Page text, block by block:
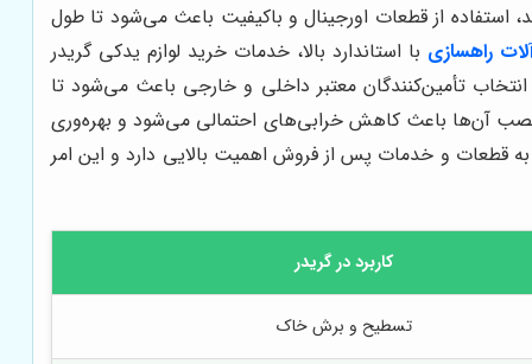
از قطعات اورجینال و باکیفیت باعث می‌شود تا طول
راهسازی با استاندارد بالا، خدمات خرید لوازم يدكى گريدر
تأمین‌کنندگان معتبر داخلی و خارجی باعث می‌شود تا
نصب آن‌ها باعث کاهش خرابی‌های احتمالی می‌شود و بهره‌وری
قطعات و خدمات پس از فروش اهمیت بالایی دارد و این امر
کاربرد در گريدر
تسطیح و برش خاک